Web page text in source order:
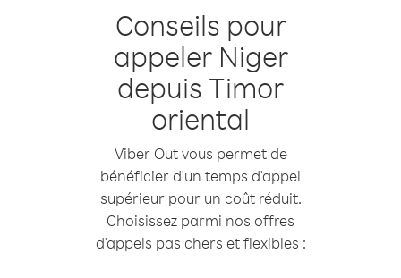
Conseils pour
appeler Niger
depuis Timor
oriental
Viber Out vous permet de
bénéficier d'un temps d'appel
supérieur pour un coût réduit.
Choisissez parmi nos offres
d'appels pas chers et flexibles :